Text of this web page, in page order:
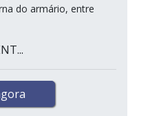
do armário, entre